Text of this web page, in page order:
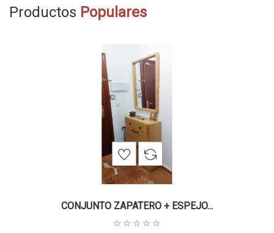
Productos Populares
CONJUNTO ZAPATERO + ESPEJO...